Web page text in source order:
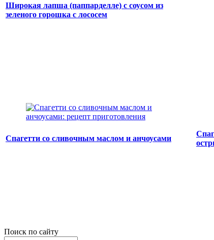
Широкая лапша (паппарделле) с соусом из
зеленого горошка с лососем
Спагетти со сливочным маслом и анчоусами
Поиск по сайту